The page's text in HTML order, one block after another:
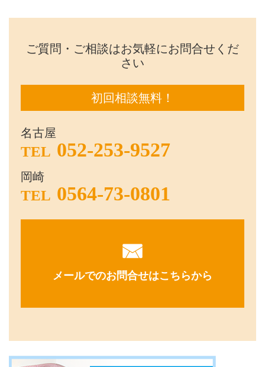
ご質問・ご相談はお気軽にお問合せくだ
さい
初回相談無料！
名古屋
TEL 052-253-9527
岡崎
TEL 0564-73-0801
メールでのお問合せはこちらから